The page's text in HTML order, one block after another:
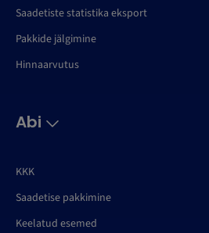
Saadetiste statistika eksport
Pakkide jälgimine
Hinnaarvutus
Abi
KKK
Saadetise pakkimine
Keelatud esemed